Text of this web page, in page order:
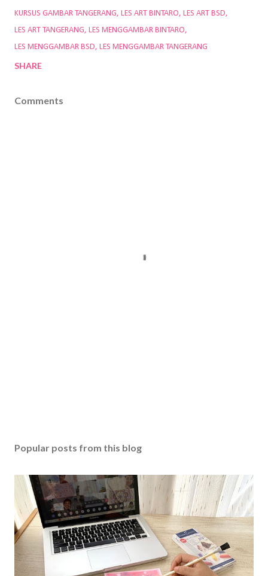
KURSUS GAMBAR TANGERANG
LES ART BINTARO
LES ART BSD
LES ART TANGERANG
LES MENGGAMBAR BINTARO
LES MENGGAMBAR BSD
LES MENGGAMBAR TANGERANG
SHARE
Comments
Popular posts from this blog